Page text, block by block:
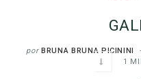
por BRUNA BRUNA PICININI
1